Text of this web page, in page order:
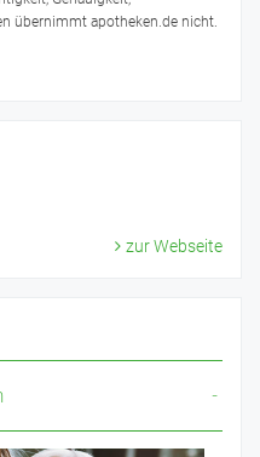
übernimmt apotheken.de nicht.
zur Webseite